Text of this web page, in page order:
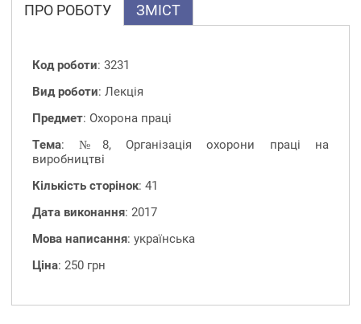
ПРО РОБОТУ ЗМІСТ
Код роботи: 3231
Вид роботи: Лекція
Предмет: Охорона праці
Тема: №8, Організація охорони праці на
виробництві
Кількість сторінок: 41
Дата виконання: 2017
Мова написання: українська
Ціна: 250 грн